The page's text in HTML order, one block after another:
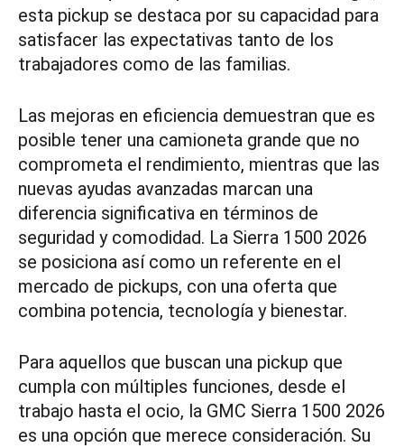
esta pickup se destaca por su capacidad para
satisfacer las expectativas tanto de los
trabajadores como de las familias.
Las mejoras en eficiencia demuestran que es
posible tener una camioneta grande que no
comprometa el rendimiento, mientras que las
nuevas ayudas avanzadas marcan una
diferencia significativa en términos de
seguridad y comodidad. La Sierra 1500 2026
se posiciona así como un referente en el
mercado de pickups, con una oferta que
combina potencia, tecnología y bienestar.
Para aquellos que buscan una pickup que
cumpla con múltiples funciones, desde el
trabajo hasta el ocio, la GMC Sierra 1500 2026
es una opción que merece consideración. Su